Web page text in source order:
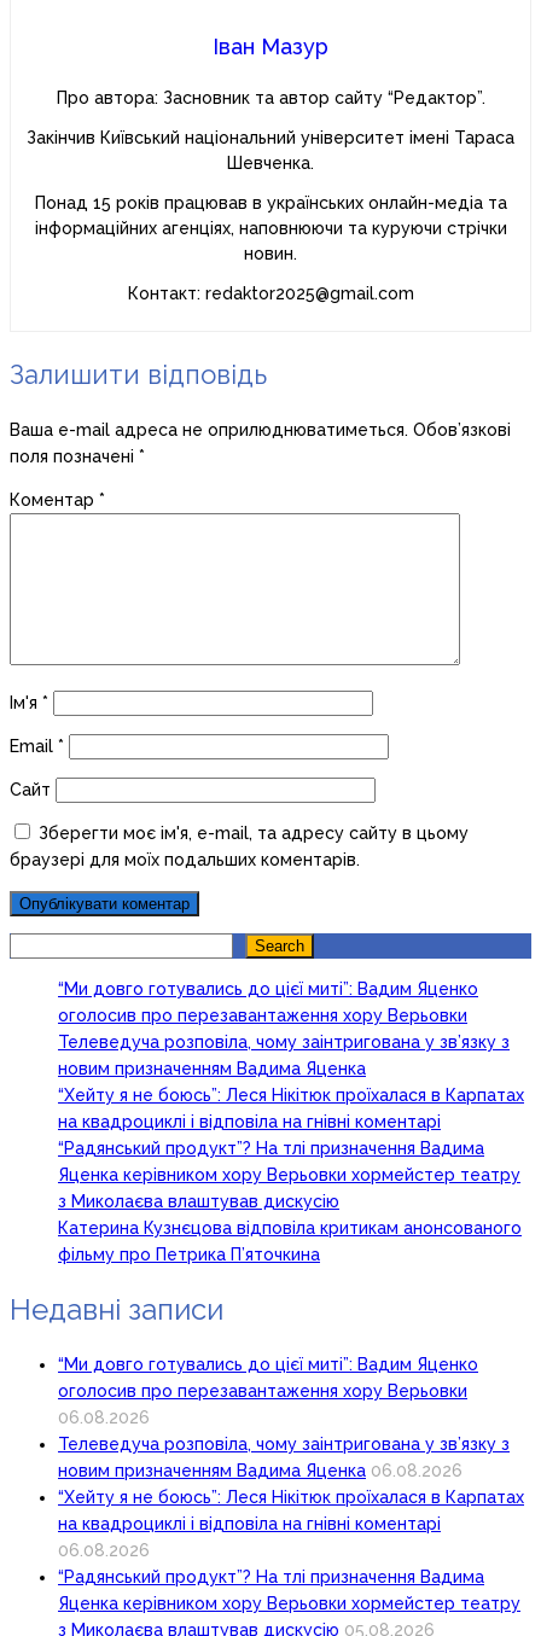
Іван Мазур
Про автора: Засновник та автор сайту “Редактор”.
Закінчив Київський національний університет імені Тараса
Шевченка.
Понад 15 років працював в українських онлайн-медіа та
інформаційних агенціях, наповнюючи та куруючи стрічки
новин.
Контакт: redaktor2025@gmail.com
Залишити відповідь
Ваша e-mail адреса не оприлюднюватиметься. Обов’язкові
поля позначені *
Коментар *
Ім'я *
Email *
Сайт
Зберегти моє ім'я, e-mail, та адресу сайту в цьому
браузері для моїх подальших коментарів.
Search
“Ми довго готувались до цієї миті”: Вадим Яценко
оголосив про перезавантаження хору Верьовки
Телеведуча розповіла, чому заінтригована у зв’язку з
новим призначенням Вадима Яценка
“Хейту я не боюсь”: Леся Нікітюк проїхалася в Карпатах
на квадроциклі і відповіла на гнівні коментарі
“Радянський продукт”? На тлі призначення Вадима
Яценка керівником хору Верьовки хормейстер театру
з Миколаєва влаштував дискусію
Катерина Кузнєцова відповіла критикам анонсованого
фільму про Петрика П’яточкина
Недавні записи
“Ми довго готувались до цієї миті”: Вадим Яценко
оголосив про перезавантаження хору Верьовки
06.08.2026
Телеведуча розповіла, чому заінтригована у зв’язку з
новим призначенням Вадима Яценка 06.08.2026
“Хейту я не боюсь”: Леся Нікітюк проїхалася в Карпатах
на квадроциклі і відповіла на гнівні коментарі
06.08.2026
“Радянський продукт”? На тлі призначення Вадима
Яценка керівником хору Верьовки хормейстер театру
з Миколаєва влаштував дискусію 05.08.2026